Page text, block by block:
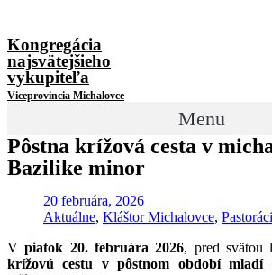
Kongregácia
najsvätejšieho
vykupiteľa
Viceprovincia Michalovce
Menu
Pôstna krížová cesta v
Bazilike minor
20 februára, 2026
Aktuálne, Kláštor Michalovce,
Vpiatok 20. februára 2026, pred svätou
krížovú cestu v pôstnom období mladí